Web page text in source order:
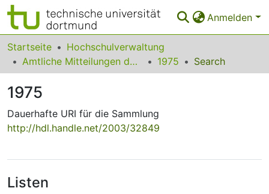
Anmelden
Bereiche & Sammlungen
Das gesamte Repositorium
Statistiken
FAQ
Startseite
Hochschulverwaltung
Amtliche Mitteilungen der Pädagogischen Hochschule Ruhr
1975 Search
1975
Dauerhafte URI für die Sammlung
http://hdl.handle.net/2003/32849
Listen